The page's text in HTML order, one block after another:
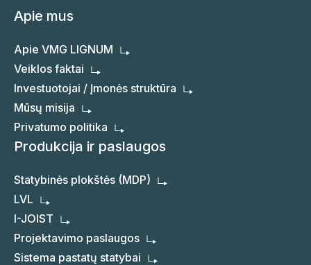
Apie mus
Apie VMG LIGNUM
Veiklos faktai
Investuotojai / Įmonės struktūra
Mūsų misija
Privatumo politika
Produkcija ir paslaugos
Statybinės plokštės (MDP)
LVL
I-JOIST
Projektavimo paslaugos
Sistema pastatų statybai